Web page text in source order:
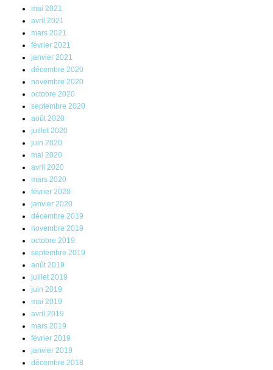
mai 2021
avril 2021
mars 2021
février 2021
janvier 2021
décembre 2020
novembre 2020
octobre 2020
septembre 2020
août 2020
juillet 2020
juin 2020
mai 2020
avril 2020
mars 2020
février 2020
janvier 2020
décembre 2019
novembre 2019
octobre 2019
septembre 2019
août 2019
juillet 2019
juin 2019
mai 2019
avril 2019
mars 2019
février 2019
janvier 2019
décembre 2018